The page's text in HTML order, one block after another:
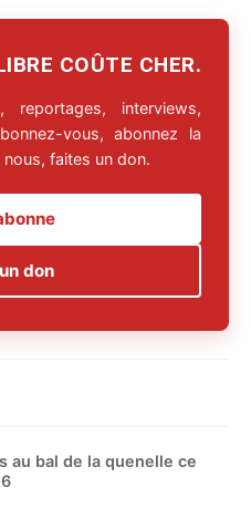
COÛTE CHER.
interviews,
vous, abonnez la
faites un don.
don
au bal de la quenelle ce